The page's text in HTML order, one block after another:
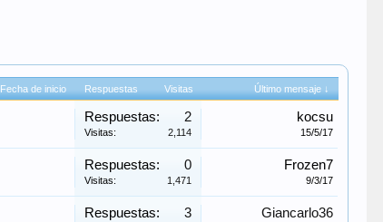
Fecha de inicio Respuestas Visitas Último mensaje ↓
Respuestas: 2
Visitas: 2,114
kocsu
15/5/17
Respuestas: 0
Visitas: 1,471
Frozen7
9/3/17
Respuestas: 3 Giancarlo36